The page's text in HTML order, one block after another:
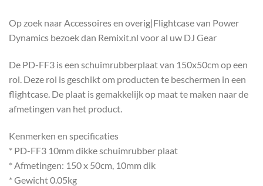
Op zoek naar Accessoires en overig|Flightcase van Power
Dynamics bezoek dan Remixit.nl voor al uw DJ Gear
De PD-FF3 is een schuimrubberplaat van 150x50cm op een
rol. Deze rol is geschikt om producten te beschermen in een
flightcase. De plaat is gemakkelijk op maat te maken naar de
afmetingen van het product.
Kenmerken en specificaties
* PD-FF3 10mm dikke schuimrubber plaat
* Afmetingen: 150 x 50cm, 10mm dik
* Gewicht 0.05kg